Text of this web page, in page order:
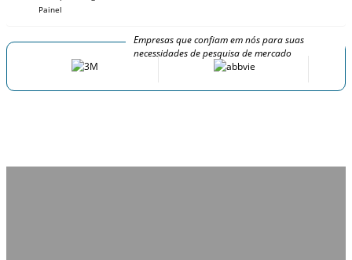
Painel
Empresas que confiam em nós para suas
necessidades de pesquisa de mercado